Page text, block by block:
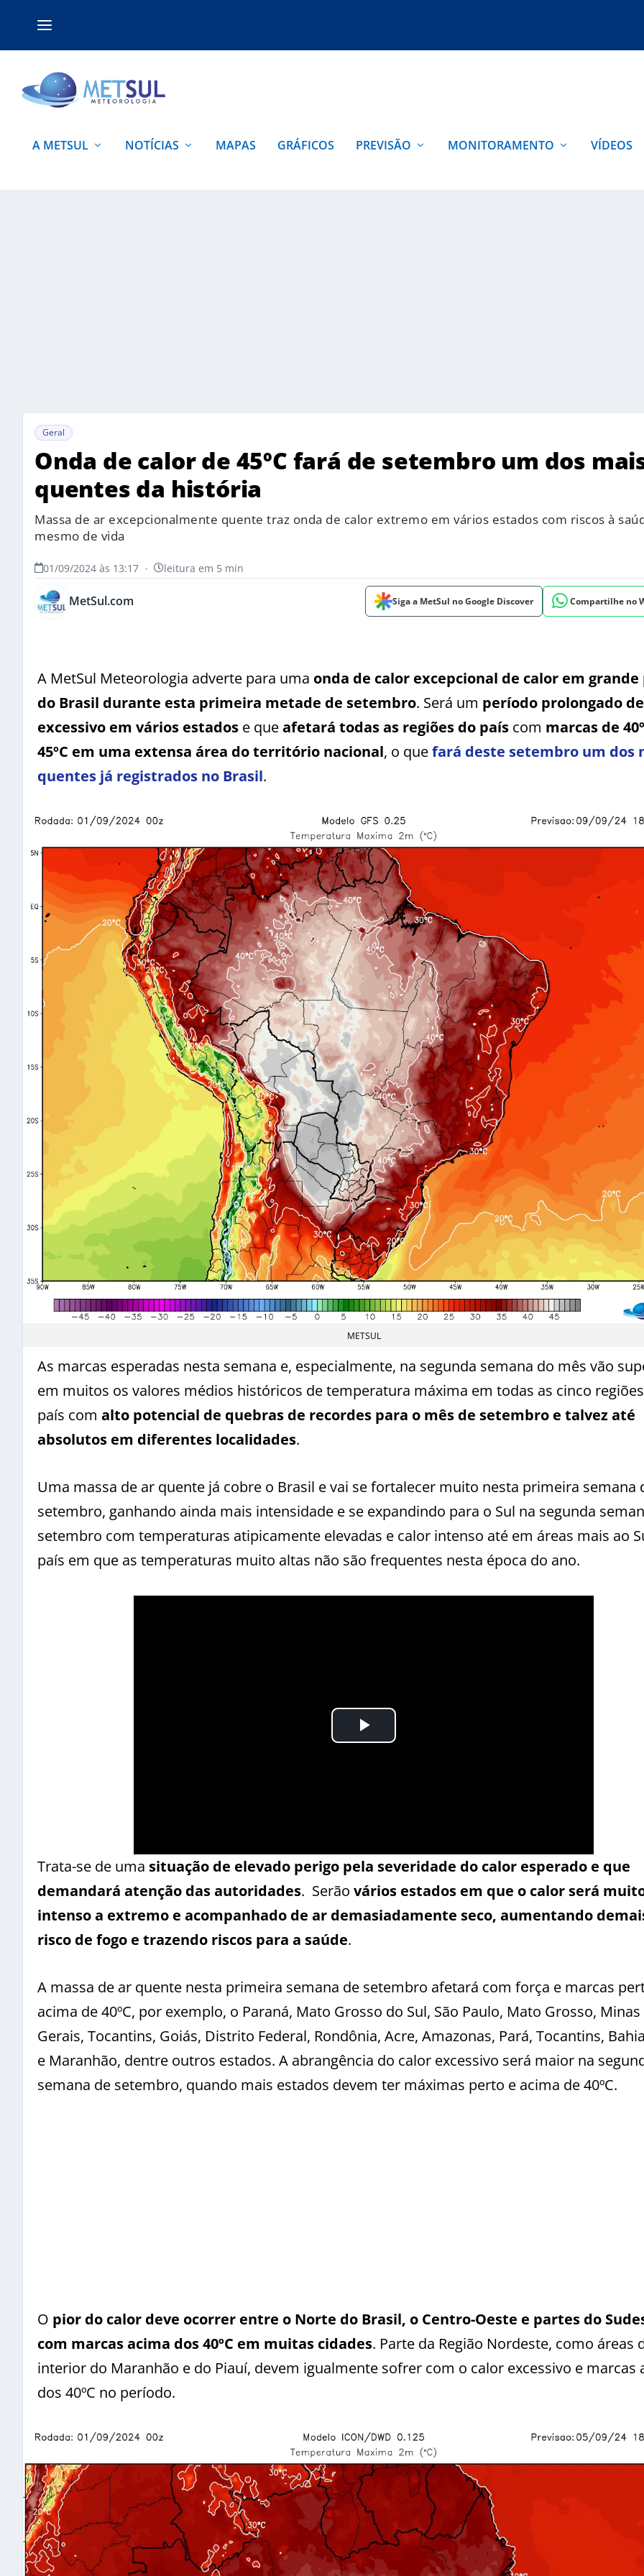
A METSUL NOTÍCIAS MAPAS GRÁFICOS PREVISÃO MONITORAMENTO VÍDEOS
Geral
Onda de calor de 45ºC fará de setembro um dos
quentes da história
Massa de ar excepcionalmente quente traz onda de calor extremo em vários estados com riscos à
mesmo de vida
01/09/2024 às 13:17 • leitura em 5 min
MetSul.com Siga a MetSul no Google Discover Compartilhe no
A MetSul Meteorologia adverte para uma onda de calor excepcional de calor em
do Brasil durante esta primeira metade de setembro. Será um período prolongado
excessivo em vários estados e queafetará todas as regiões do país com marcas de
45ºC em uma extensa área do território nacional, o quefará deste setembro um dos
quentes já registrados no Brasil.
METSUL
As marcas esperadas nesta semana e, especialmente, na segunda semana do mês vão
em muitos os valores médios históricos de temperatura máxima em todas as cinco
país com alto potencial de quebras de recordes para o mês de setembro e talvez até
absolutos em diferentes localidades.
Uma massa de ar quente já cobre o Brasil e vai se fortalecer muito nesta primeira semana
setembro, ganhando ainda mais intensidade e se expandindo para o Sul na segunda
setembro com temperaturas atipicamente elevadas e calor intenso até em áreas mais ao
país em que as temperaturas muito altas não são frequentes nesta época do ano.
Trata-se de uma situação de elevado perigo pela severidade do calor esperado e que
demandará atenção das autoridades. Serão vários estados em que o calor será
intenso a extremo e acompanhado de ar demasiadamente seco, aumentando
risco de fogo e trazendo riscos para a saúde.
A massa de ar quente nesta primeira semana de setembro afetará com força e marcas
acima de 40ºC, por exemplo, o Paraná, Mato Grosso do Sul, São Paulo, Mato Grosso, Minas
Gerais, Tocantins, Goiás, Distrito Federal, Rondônia, Acre, Amazonas, Pará, Tocantins,
e Maranhão, dentre outros estados. A abrangência do calor excessivo será maior na
semana de setembro, quando mais estados devem ter máximas perto e acima de 40ºC.
O pior do calor deve ocorrer entre o Norte do Brasil, o Centro-Oeste e partes do
com marcas acima dos 40ºC em muitas cidades. Parte da Região Nordeste, como áreas
interior do Maranhão e do Piauí, devem igualmente sofrer com o calor excessivo e marcas
dos 40ºC no período.